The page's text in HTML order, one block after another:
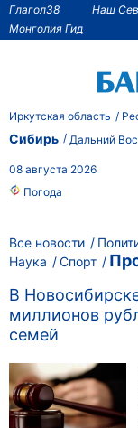
Глагол38 Наш
Монголия Гид
Иркутская область
Сибирь Дальний
08 августа 2026
Погода
Все новости
Наука
Спорт
В
миллионов
семей